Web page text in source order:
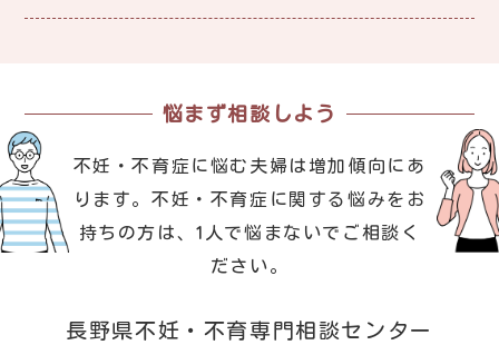
悩まず相談しよう
不妊・不育症に悩む夫婦は増加傾向にあ
ります。 不妊・不育症に関する悩みをお
持ちの方は、1人で悩まないでご相談く
ださい。
長野県不妊・不育専門相談センター